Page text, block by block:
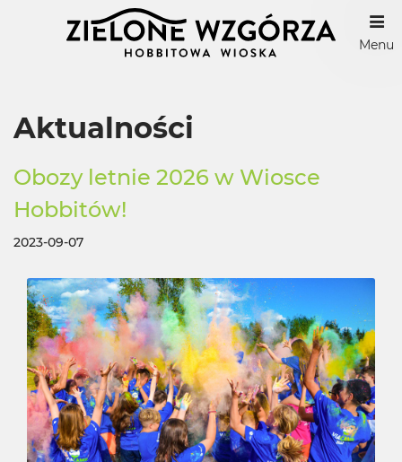
Menu
Aktualności
Obozy letnie 2026 w Wiosce
Hobbitów!
2023-09-07